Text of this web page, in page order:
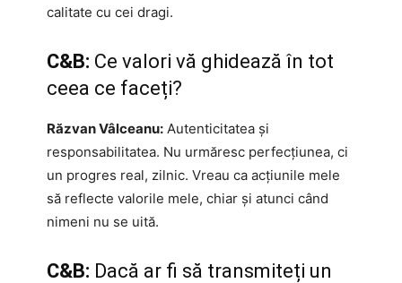
calitate cu cei dragi.
C&B: Ce valori vă ghidează în tot
ceea ce faceți?
Răzvan Vâlceanu: Autenticitatea și
responsabilitatea. Nu urmăresc perfecțiunea, ci
un progres real, zilnic. Vreau ca acțiunile mele
să reflecte valorile mele, chiar și atunci când
nimeni nu se uită.
C&B: Dacă ar fi să transmiteți un